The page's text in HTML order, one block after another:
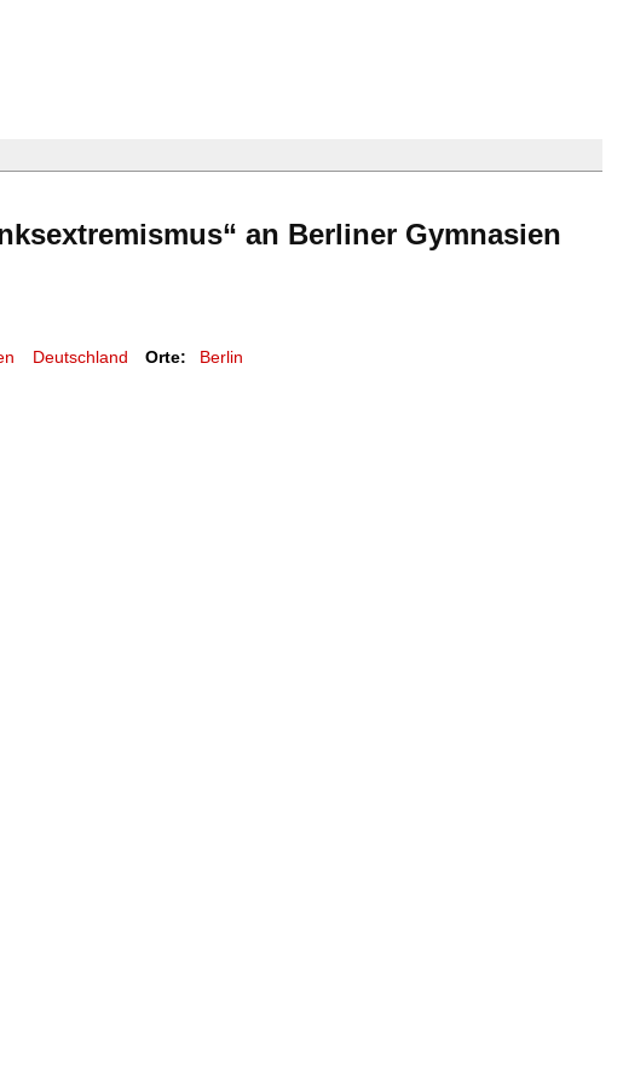
an Berliner Gymnasien
Deutschland Orte: Berlin